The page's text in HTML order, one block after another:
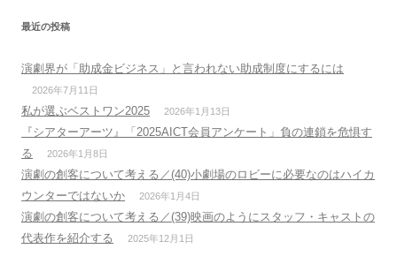
最近の投稿
演劇界が「助成金ビジネス」と言われない助成制度にするには
2026年7月11日
私が選ぶベストワン2025 2026年1月13日
『シアターアーツ』「2025AICT会員アンケート」負の連鎖を危惧す
る
2026年1月8日
演劇の創客について考える／(40)小劇場のロビーに必要なのはハイカ
ウンターではないか
2026年1月4日
演劇の創客について考える／(39)映画のようにスタッフ・キャストの
代表作を紹介する
2025年12月1日